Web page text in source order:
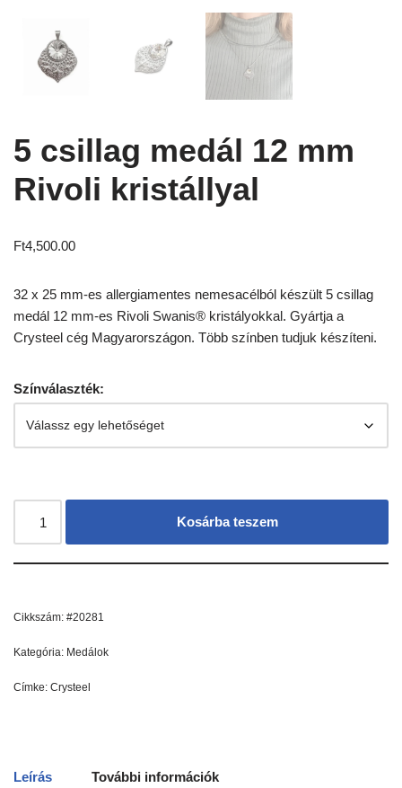
5 csillag medál 12 mm
Rivoli kristállyal
Ft4,500.00
32 x 25 mm-es allergiamentes nemesacélból készült 5 csillag
medál 12 mm-es Rivoli Swanis® kristályokkal. Gyártja a
Crysteel cég Magyarországon. Több színben tudjuk készíteni.
Színválaszték:
Kosárba teszem
Cikkszám: #20281
Kategória: Medálok
Címke: Crysteel
Leírás További információk